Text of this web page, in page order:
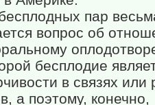
пар
вопрос об
бесплодие
в связях или
а поэтому, конечно,